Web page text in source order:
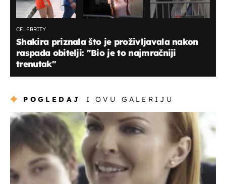
CELEBRITY
Shakira priznala što je proživljavala nakon
raspada obitelji: "Bio je to najmračniji
trenutak"
POGLEDAJ I OVU GALERIJU